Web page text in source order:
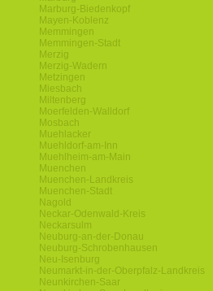
Marburg-Biedenkopf
Mayen-Koblenz
Memmingen
Memmingen-Stadt
Merzig
Merzig-Wadern
Metzingen
Miesbach
Miltenberg
Moerfelden-Walldorf
Mosbach
Muehlacker
Muehldorf-am-Inn
Muehlheim-am-Main
Muenchen
Muenchen-Landkreis
Muenchen-Stadt
Nagold
Neckar-Odenwald-Kreis
Neckarsulm
Neuburg-an-der-Donau
Neuburg-Schrobenhausen
Neu-Isenburg
Neumarkt-in-der-Oberpfalz-Landkreis
Neunkirchen-Saar